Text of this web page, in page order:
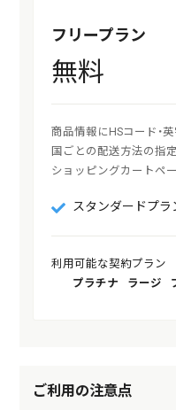
フリープラン
無料
商品情報にHSコード・
国ごとの配送方法の指定
スタンダードプ
利用可能な契約プラン
プラチナ
ラージ
ご利用の注意点